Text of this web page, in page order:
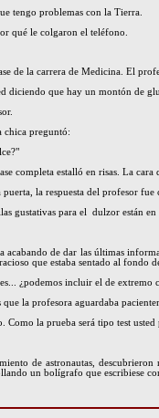
tengo problemas con la Tierra.
qué le colgaron el teléfono.
de la carrera de Medicina. El
diciendo que hay un montón de
chica preguntó:
completa estalló en risas. La
la respuesta del profesor
gustativas para el dulzor están
acabando de dar las últimas
que estaba sentado al fondo
¿podemos incluir el de extremo
la profesora aguardaba
la prueba será tipo test
de astronautas,
un bolígrafo que escribiese